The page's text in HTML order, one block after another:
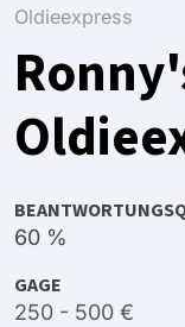
Oldieexpress
60 %
GAGE
250 - 500 €